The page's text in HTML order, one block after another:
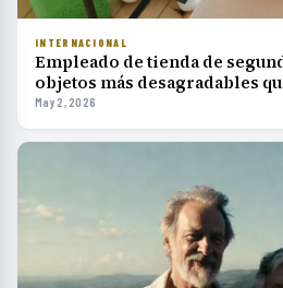
INTERNACIONAL
Empleado de tienda de
objetos más desagradables
May 2, 2026